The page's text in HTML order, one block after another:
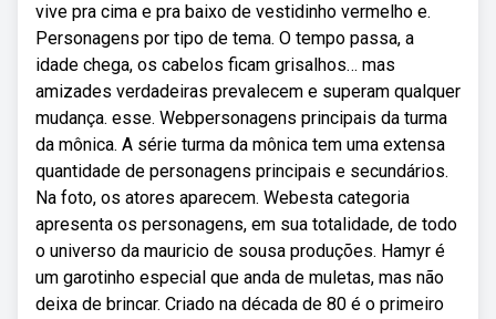
vive pra cima e pra baixo de vestidinho vermelho e.
Personagens por tipo de tema. O tempo passa, a
idade chega, os cabelos ficam grisalhos… mas
amizades verdadeiras prevalecem e superam qualquer
mudança. esse. Webpersonagens principais da turma
da mônica. A série turma da mônica tem uma extensa
quantidade de personagens principais e secundários.
Na foto, os atores aparecem. Webesta categoria
apresenta os personagens, em sua totalidade, de todo
o universo da mauricio de sousa produções. Hamyr é
um garotinho especial que anda de muletas, mas não
deixa de brincar. Criado na década de 80 é o primeiro